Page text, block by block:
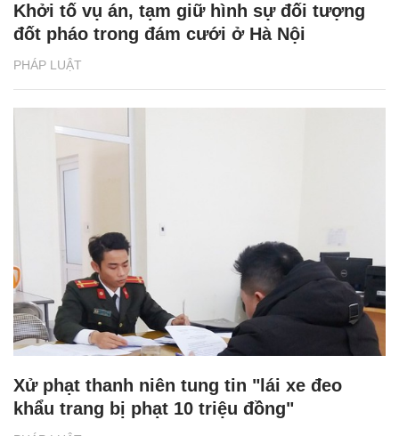
PHÁP LUẬT
Khởi tố vụ án, tạm giữ hình sự đối tượng
đốt pháo trong đám cưới ở Hà Nội
Xử phạt thanh niên tung tin "lái xe đeo
khẩu trang bị phạt 10 triệu đồng"